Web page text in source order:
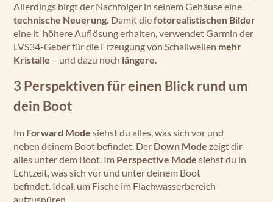
Allerdings birgt der Nachfolger in seinem Gehäuse eine
technische Neuerung. Damit diefotorealistischen Bilder
eine lt höhere Auflösung erhalten, verwendet Garmin der
LVS34-Geber für die Erzeugung von Schallwellen mehr
Kristalle – und dazu noch längere.
3 Perspektiven für einen Blick rund um
dein Boot
Im Forward Mode siehst du alles, was sich vor und
neben deinem Boot befindet. Der Down Mode zeigt dir
alles unter dem Boot. Im Perspective Mode siehst du in
Echtzeit, was sich vor und unter deinem Boot
befindet. Ideal, um Fische im Flachwasserbereich
aufzuspüren.